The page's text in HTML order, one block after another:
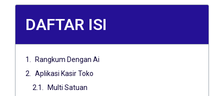
DAFTAR ISI
Rangkum Dengan Ai
Aplikasi Kasir Toko
Multi Satuan